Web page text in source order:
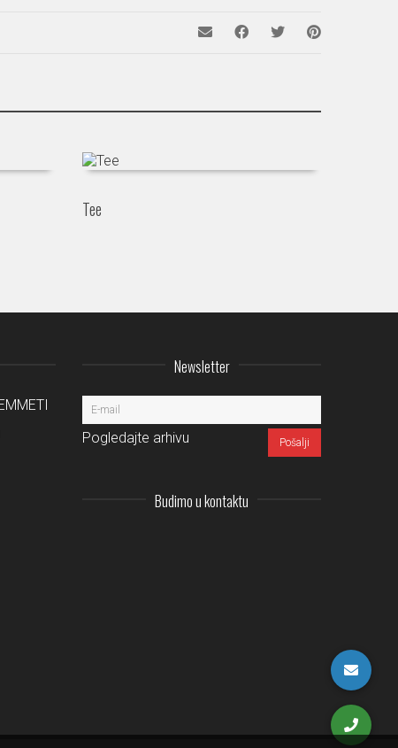
Tee
Newsletter
Pogledajte arhivu
Budimo u kontaktu